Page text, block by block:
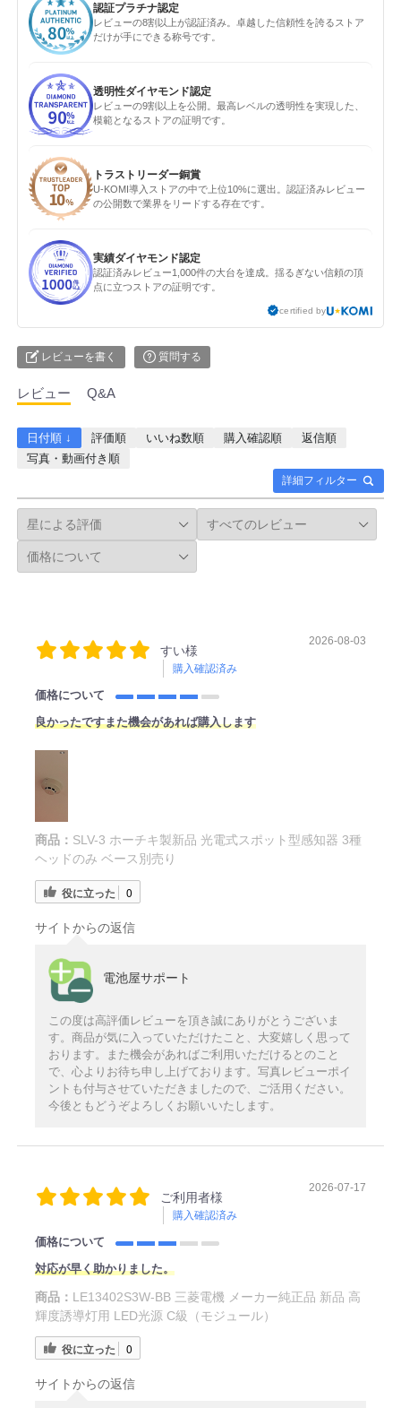
認証プラチナ認定
レビューの8割以上が認証済み。卓越した信頼性を誇るストア
だけが手にできる称号です。
透明性ダイヤモンド認定
レビューの9割以上を公開。最高レベルの透明性を実現した、
模範となるストアの証明です。
トラストリーダー銅賞
U-KOMI導入ストアの中で上位10%に選出。認証済みレビュー
の公開数で業界をリードする存在です。
実績ダイヤモンド認定
認証済みレビュー1,000件の大台を達成。揺るぎない信頼の頂
点に立つストアの証明です。
certified by
レビューを書く 質問する
レビュー Q&A
詳細フィルター
日付順 ↓ 評価順 いいね数順 購入確認順
返信順
写真・動画付き順
すい様
購入確認済み
2026-08-03
価格について
良かったですまた機会があれば購入します
商品： SLV-3 ホーチキ製新品 光電式スポット型感知器 3種
ヘッドのみ ベース別売り
役に立った 0
サイトからの返信
電池屋サポート
この度は高評価レビューを頂き誠にありがとうございま
す。商品が気に入っていただけたこと、大変嬉しく思って
おります。また機会があればご利用いただけるとのこと
で、心よりお待ち申し上げております。写真レビューポイ
ントも付与させていただきましたので、ご活用ください。
今後ともどうぞよろしくお願いいたします。
ご利用者様
購入確認済み
2026-07-17
価格について
対応が早く助かりました。
商品： LE13402S3W-BB 三菱電機 メーカー純正品 新品 高
輝度誘導灯用 LED光源 C級（モジュール）
役に立った 0
サイトからの返信